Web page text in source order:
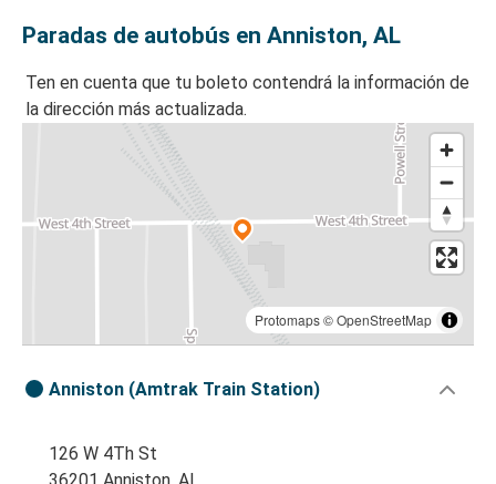
Paradas de autobús en Anniston, AL
Ten en cuenta que tu boleto contendrá la información de
la dirección más actualizada.
Protomaps©OpenStreetMap
Anniston (Amtrak Train Station)
126 W 4Th St